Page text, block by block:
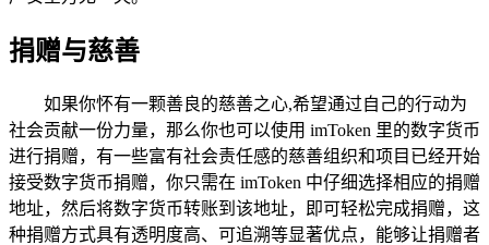
捐赠与慈善
如果你怀有一颗善良的慈善之心,希望通过自己的行动为
社会贡献一份力量，那么你也可以使用 imToken 里的数字货币
进行捐赠，有一些富有社会责任感的慈善组织和项目已经开始
接受数字货币捐赠，你只需在 imToken 中仔细选择相应的捐赠
地址，然后将数字货币转账到该地址，即可轻松完成捐赠，这
种捐赠方式具有透明度高、可追溯等显著优点，能够让捐赠者